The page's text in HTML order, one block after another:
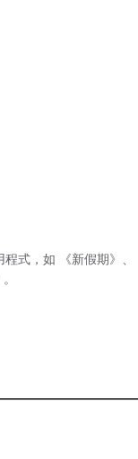
程式，如 《新假期》
。